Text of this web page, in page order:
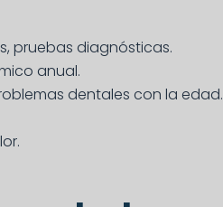
pruebas diagnósticas.
anual.
dentales con la edad.